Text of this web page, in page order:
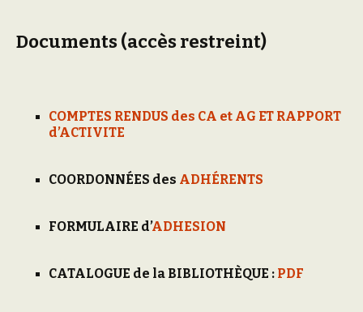
Documents (accès restreint)
COMPTES RENDUS des CA et AG ET RAPPORT
d’ACTIVITE
COORDONNÉES des ADHÉRENTS
FORMULAIRE d’ADHESION
CATALOGUE de la BIBLIOTHÈQUE : PDF